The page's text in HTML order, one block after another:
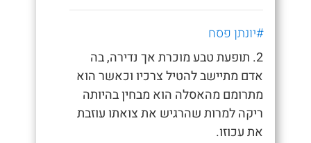
#יונתן פסח
2. תופעת טבע מוכרת אך נדירה, בה
אדם מתיישב להטיל צרכיו וכאשר הוא
מתרומם מהאסלה הוא מבחין בהיותה
ריקה למרות שהרגיש את צואתו עוזבת
את עכוזו.